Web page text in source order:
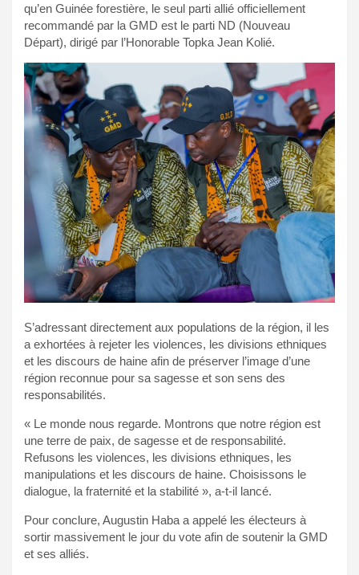
qu’en Guinée forestière, le seul parti allié officiellement
recommandé par la GMD est le parti ND (Nouveau
Départ), dirigé par l’Honorable Topka Jean Kolié.
S’adressant directement aux populations de la région, il les
a exhortées à rejeter les violences, les divisions ethniques
et les discours de haine afin de préserver l’image d’une
région reconnue pour sa sagesse et son sens des
responsabilités.
« Le monde nous regarde. Montrons que notre région est
une terre de paix, de sagesse et de responsabilité.
Refusons les violences, les divisions ethniques, les
manipulations et les discours de haine. Choisissons le
dialogue, la fraternité et la stabilité », a-t-il lancé.
Pour conclure, Augustin Haba a appelé les électeurs à
sortir massivement le jour du vote afin de soutenir la GMD
et ses alliés.